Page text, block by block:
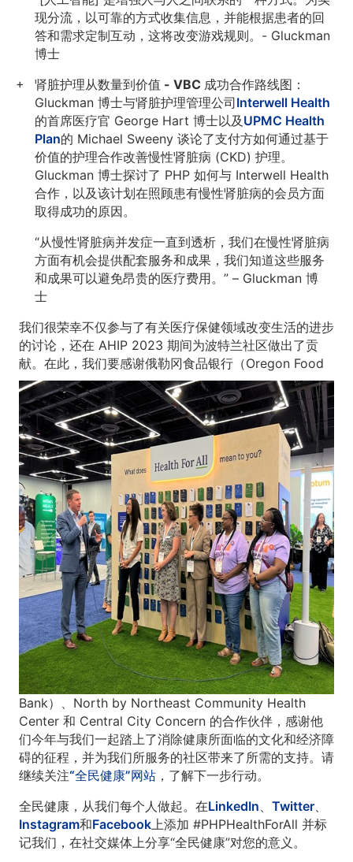
现分流，以可靠的方式收集信息，并能根据患者的回
答和需求定制互动，这将改变游戏规则。- Gluckman
博士
肾脏护理从数量到价值 - VBC 成功合作路线图：
Gluckman 博士与肾脏护理管理公司Interwell Health
的首席医疗官 George Hart 博士以及 UPMC Health
Plan的 Michael Sweeny 谈论了支付方如何通过基于
价值的护理合作改善慢性肾脏病 (CKD) 护理。
Gluckman 博士探讨了 PHP 如何与 Interwell Health
合作，以及该计划在照顾患有慢性肾脏病的会员方面
取得成功的原因。
“从慢性肾脏病并发症一直到透析，我们在慢性肾脏病
方面有机会提供配套服务和成果，我们知道这些服务
和成果可以避免昂贵的医疗费用。” – Gluckman 博
士
我们很荣幸不仅参与了有关医疗保健领域改变生活的进步
的讨论，还在 AHIP 2023 期间为波特兰社区做出了贡
献。 在此，我们要感谢俄勒冈食品银行（Oregon Food
Bank）、North by Northeast Community Health
Center 和 Central City Concern 的合作伙伴，感谢他
们今年与我们一起踏上了消除健康所面临的文化和经济障
碍的征程，并为我们所服务的社区带来了所需的支持。请
继续关注“全民健康”网站 ，了解下一步行动。
全民健康，从我们每个人做起。 在LinkedIn、 Twitter、
Instagram和Facebook上添加 #PHPHealthForAll 并标
记我们，在社交媒体上分享“全民健康”对您的意义。